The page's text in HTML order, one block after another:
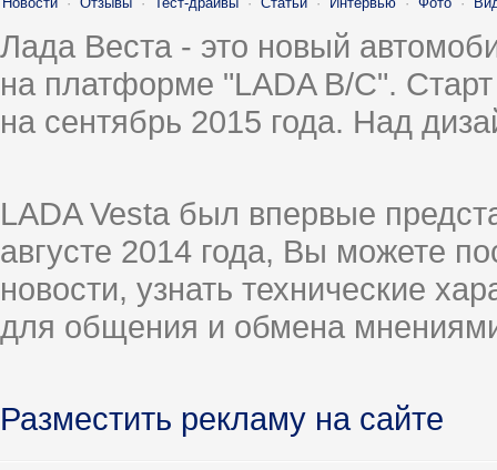
Лада Веста - это новый
на платформе "LADA B/C".
на сентябрь 2015 года. Над
LADA Vesta был впервые
августе 2014 года, Вы можете
новости, узнать технические
для общения и обмена
Разместить рекламу на сайте